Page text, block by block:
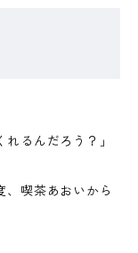
るんだろう？」
、喫茶あおいから